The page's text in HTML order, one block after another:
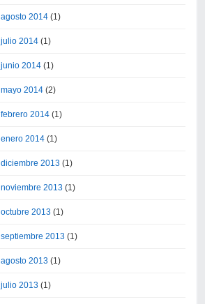
agosto 2014(1)
julio 2014(1)
junio 2014(1)
mayo 2014(2)
febrero 2014(1)
enero 2014(1)
diciembre 2013 (1)
noviembre 2013 (1)
octubre 2013 (1)
septiembre 2013 (1)
agosto 2013 (1)
julio 2013 (1)